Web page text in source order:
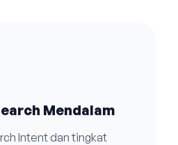
Mendalam
Intent dan tingkat